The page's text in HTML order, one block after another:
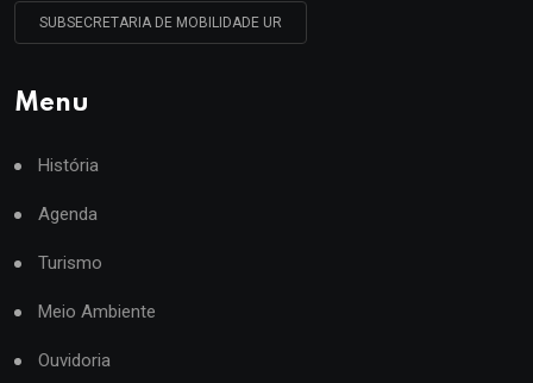
SUBSECRETARIA DE MOBILIDADE UR
Menu
História
Agenda
Turismo
Meio Ambiente
Ouvidoria